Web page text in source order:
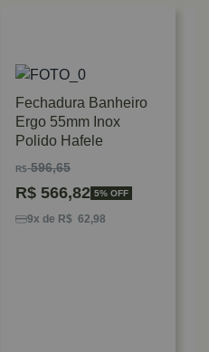
Fechadura Banheiro
Ergo 55mm Inox
Polido Hafele
R$596,65
R$ 566,82 5% OFF
9x de R$ 62,98